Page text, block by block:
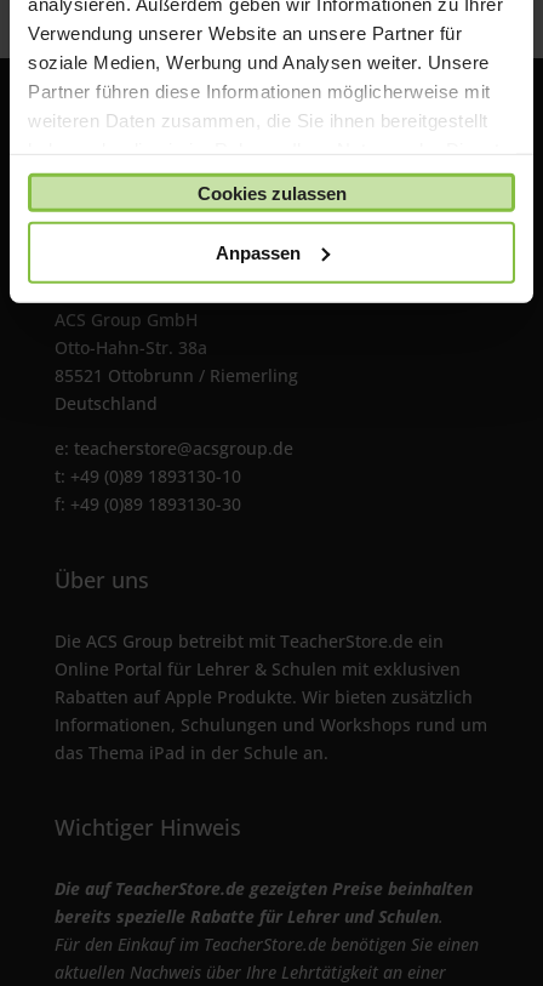
Verwendung unserer Website an unsere Partner für
soziale Medien, Werbung und Analysen weiter. Unsere
Partner führen diese Informationen möglicherweise mit
weiteren Daten zusammen, die Sie ihnen bereitgestellt
gesammelt haben.
Cookies zulassen
Anpassen
ACS Group GmbH
Otto-Hahn-Str. 38a
85521 Ottobrunn / Riemerling
Deutschland
e: teacherstore@acsgroup.de
t: +49 (0)89 1893130-10
f: +49 (0)89 1893130-30
Über uns
Die ACS Group betreibt mit TeacherStore.de ein
Online Portal für Lehrer & Schulen mit exklusiven
Rabatten auf Apple Produkte. Wir bieten zusätzlich
Informationen, Schulungen und Workshops rund um
das Thema iPad in der Schule an.
Wichtiger Hinweis
Die auf TeacherStore.de gezeigten Preise beinhalten
bereits spezielle Rabatte für Lehrer und Schulen.
Für den Einkauf im TeacherStore.de benötigen Sie einen
aktuellen Nachweis über Ihre Lehrtätigkeit an einer